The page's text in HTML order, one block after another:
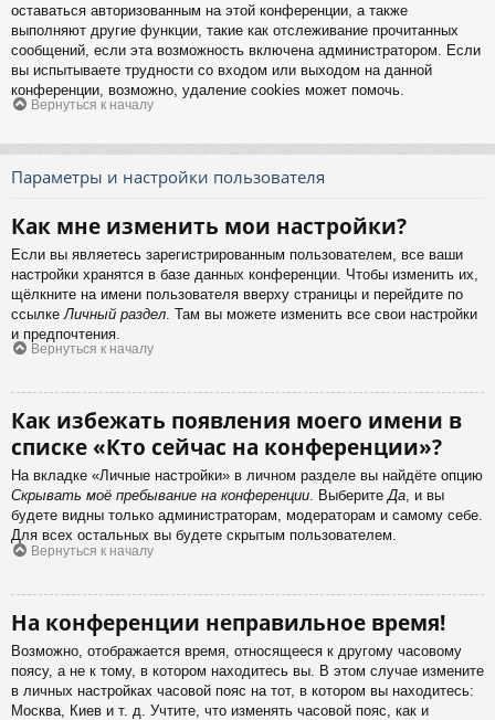
оставаться авторизованным на этой конференции, а также
выполняют другие функции, такие как отслеживание прочитанных
сообщений, если эта возможность включена администратором. Если
вы испытываете трудности со входом или выходом на данной
конференции, возможно, удаление cookies может помочь.
Вернуться к началу
Параметры и настройки пользователя
Как мне изменить мои настройки?
Если вы являетесь зарегистрированным пользователем, все ваши
настройки хранятся в базе данных конференции. Чтобы изменить их,
щёлкните на имени пользователя вверху страницы и перейдите по
ссылке Личный раздел . Там вы можете изменить все свои настройки
и предпочтения.
Вернуться к началу
Как избежать появления моего имени в
списке «Кто сейчас на конференции»?
На вкладке «Личные настройки» в личном разделе вы найдёте опцию
Скрывать моё пребывание на конференции. ВыберитеДа, и вы
будете видны только администраторам, модераторам и самому себе.
Для всех остальных вы будете скрытым пользователем.
Вернуться к началу
На конференции неправильное время!
Возможно, отображается время, относящееся к другому часовому
поясу, а не к тому, в котором находитесь вы. В этом случае измените
в личных настройках часовой пояс на тот, в котором вы находитесь:
Москва, Киев и т. д. Учтите, что изменять часовой пояс, как и